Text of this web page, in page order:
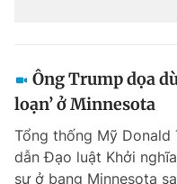
Ông Trump dọa
loạn’ ở Minnesota
Tổng thống Mỹ Donald
dẫn Đạo luật Khởi
sự ở bang Minnesota